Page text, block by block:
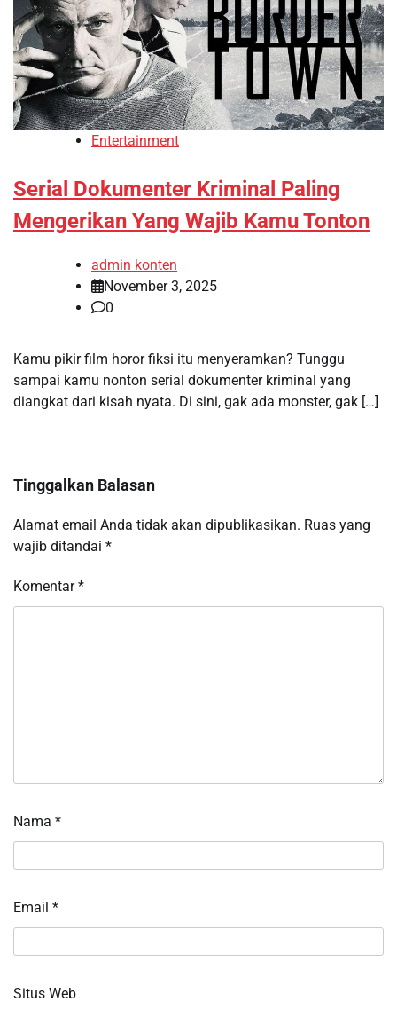
Entertainment
Serial Dokumenter Kriminal Paling
Mengerikan Yang Wajib Kamu Tonton
admin konten
November 3, 2025
0
Kamu pikir film horor fiksi itu menyeramkan? Tunggu
sampai kamu nonton serial dokumenter kriminal yang
diangkat dari kisah nyata. Di sini, gak ada monster, gak […]
Tinggalkan Balasan
Alamat email Anda tidak akan dipublikasikan. Ruas yang
wajib ditandai *
Komentar*
Nama *
Email *
Situs Web